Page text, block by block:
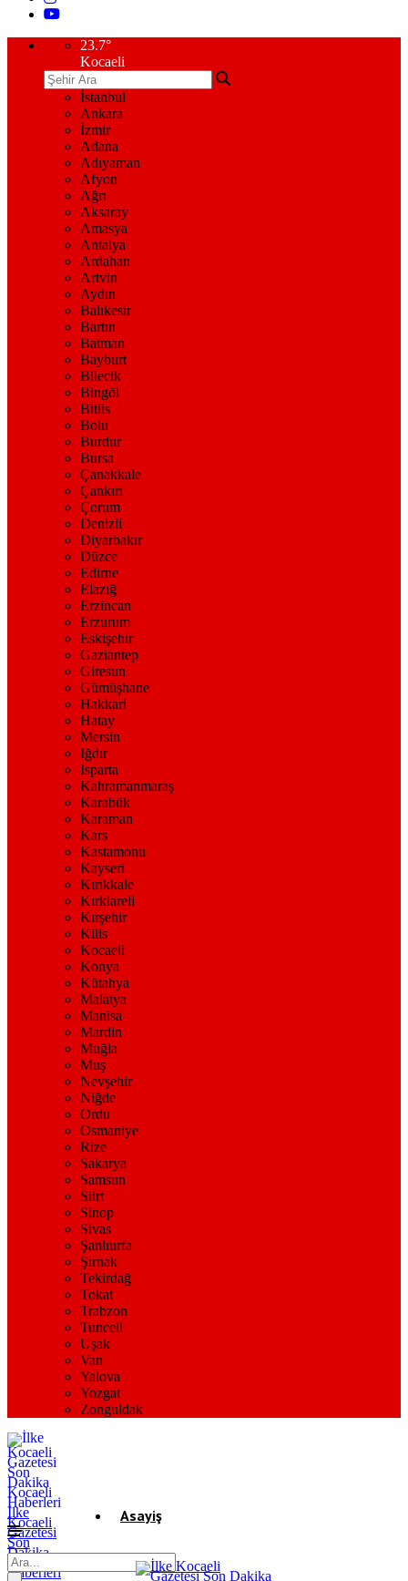
23.7°
Kocaeli
İstanbul
Ankara
İzmir
Adana
Adıyaman
Afyon
Ağrı
Aksaray
Amasya
Antalya
Ardahan
Artvin
Aydın
Balıkesir
Bartın
Batman
Bayburt
Bilecik
Bingöl
Bitlis
Bolu
Burdur
Bursa
Çanakkale
Çankırı
Çorum
Denizli
Diyarbakır
Düzce
Edirne
Elazığ
Erzincan
Erzurum
Eskişehir
Gaziantep
Giresun
Gümüşhane
Hakkari
Hatay
Mersin
Iğdır
Isparta
Kahramanmaraş
Karabük
Karaman
Kars
Kastamonu
Kayseri
Kırıkkale
Kırklareli
Kırşehir
Kilis
Kocaeli
Konya
Kütahya
Malatya
Manisa
Mardin
Muğla
Muş
Nevşehir
Niğde
Ordu
Osmaniye
Rize
Sakarya
Samsun
Siirt
Sinop
Sivas
Şanlıurfa
Şırnak
Tekirdağ
Tokat
Trabzon
Tunceli
Uşak
Van
Yalova
Yozgat
Zonguldak
İlke
Kocaeli
Gazetesi
Son
Dakika
Kocaeli
Haberleri
Asayiş
Gündem